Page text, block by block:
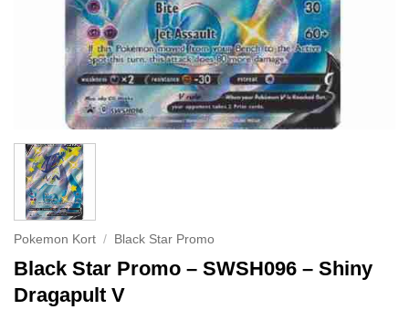
Pokemon Kort / Black Star Promo
Black Star Promo – SWSH096 – Shiny
Dragapult V